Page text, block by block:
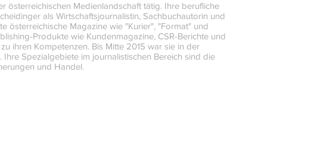
österreichischen Medienlandschaft tätig. Ihre berufliche
als Wirtschaftsjournalistin, Sachbuchautorin und
österreichische Magazine wie "Kurier", "Format" und
Produkte wie Kundenmagazine, CSR-Berichte und
ihren Kompetenzen. Bis Mitte 2015 war sie in der
Spezialgebiete im journalistischen Bereich sind die
und Handel.